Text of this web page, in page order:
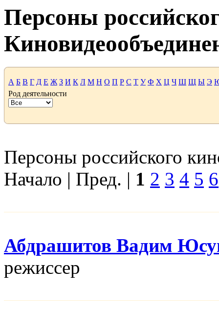
Персоны
А Б В Г Д Е Ж З И К Л М Н О П Р С Т У Ф Х Ц Ч Ш Щ Ы Э
Род деятельности
Персоны российского
Начало | Пред. | 1 2 3 4 5 6
Абдрашитов Вадим
режисcер